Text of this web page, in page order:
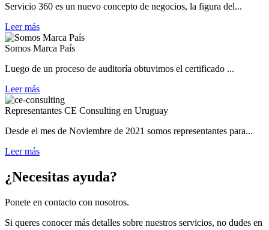
Servicio 360 es un nuevo concepto de negocios, la figura del...
Leer más
Somos Marca País
Luego de un proceso de auditoría obtuvimos el certificado ...
Leer más
Representantes CE Consulting en Uruguay
Desde el mes de Noviembre de 2021 somos representantes para...
Leer más
¿Necesitas ayuda?
Ponete en contacto con nosotros.
Si queres conocer más detalles sobre nuestros servicios, no dudes en